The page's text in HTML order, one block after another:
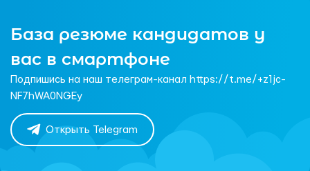
База резюме кандидатов у
вас в смартфоне
Подпишись на наш телеграм-канал https://t.me/+z1jc-
NF7hWA0NGEy
Открыть Telegram